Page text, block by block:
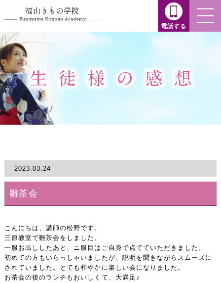
電話する
2023.03.24
雛茶会
こんにちは、講師の松野です。
三原教室で雛茶会をしました。
一服お出ししたあと、ニ服目はご自身で点てていただきました。
初めての方もいらっしゃいましたが、説明を聞きながらスムーズに
されていました。とても和やかに楽しい会になりました。
お茶会の後のランチもおいしくて、大満足♪